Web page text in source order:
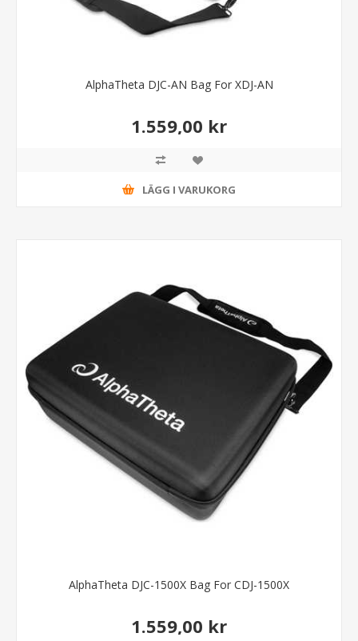
AlphaTheta DJC-AN Bag For XDJ-AN
1.559,00 kr
LÄGG I VARUKORG
AlphaTheta DJC-1500X Bag For CDJ-1500X
1.559,00 kr